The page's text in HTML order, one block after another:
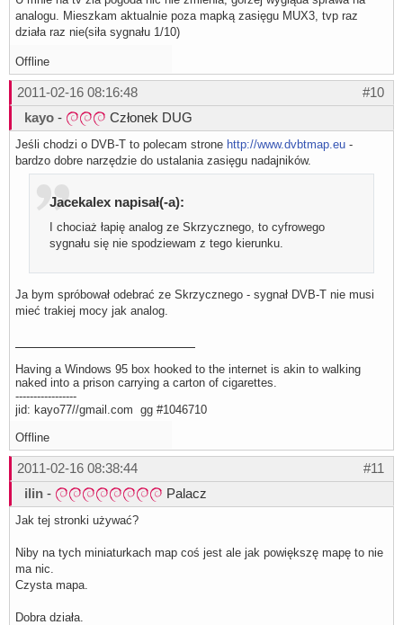
analogu. Mieszkam aktualnie poza mapką zasięgu MUX3, tvp raz
działa raz nie(siła sygnału 1/10)
Offline
#10
2011-02-16 08:16:48
kayo - Członek DUG
Jeśli chodzi o DVB-T to polecam strone http://www.dvbtmap.eu -
bardzo dobre narzędzie do ustalania zasięgu nadajników.
Jacekalex napisał(-a):
I chociaż łapię analog ze Skrzycznego, to cyfrowego
sygnału się nie spodziewam z tego kierunku.
Ja bym spróbował odebrać ze Skrzycznego - sygnał DVB-T nie musi
mieć trakiej mocy jak analog.
Having a Windows 95 box hooked to the internet is akin to walking
naked into a prison carrying a carton of cigarettes.
-----------------
jid: kayo77//gmail.com gg #1046710
Offline
#11
2011-02-16 08:38:44
ilin - Palacz
Jak tej stronki używać?
Niby na tych miniaturkach map coś jest ale jak powiększę mapę to nie
ma nic.
Czysta mapa.
Dobra działa.